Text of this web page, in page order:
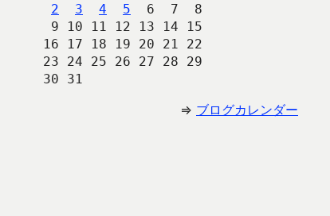
2
3 4 5
  6  7  8
9 10 11 12 13 14 15
16 17 18 19 20 21 22
23 24 25 26 27 28 29
30 31
⇒ ブログカレンダー